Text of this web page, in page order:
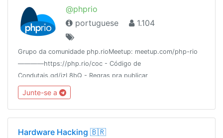
@phprio
portuguese
1.104
Grupo da comunidade php.rioMeetup: meetup.com/php-rio
————https://php.rio/coc - Código de
Condutais.gd/izL8bQ - Regras pra publicar
vagas@ElePHPants Só sobre eles e como
conseguir@PHPWomenRJ
Junte-se a
Hardware Hacking 🇧🇷